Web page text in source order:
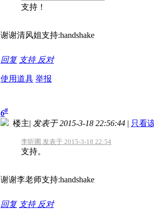
支持！
谢谢清风姐支持:handshake
回复 支持 反对
使用道具 举报
6#
楼主| 发表于 2015-3-18 22:56:44 | 只看
李听圃 发表于 2015-3-18 22:54
支持。
谢谢李老师支持:handshake
回复 支持 反对